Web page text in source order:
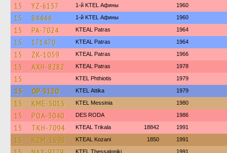
15 YZ-6157 1-й KTEL Афины 1960
15 84444 1-й KTEL Афины 1960
15 PA-7024 KTEAL Patras 1964
15 171470 KTEAL Patras 1964
15 ZK-1059 KTEAL Patras 1966
15 AXH-8282 KTEAL Patras 1978
15 ΚΤΕL Phthiotis 1979
15 OP-3120 KΤΕL Αttika 1979
15 KME-5015 KTEL Messinia 1980
15 POA-3040 DES RODA 1986
15 TKH-7094 KTEAL Trikala 18842 1991
15 KZM-1698 KTEAL Kozani 1850 1991
KTEL Thessaloniki 1991